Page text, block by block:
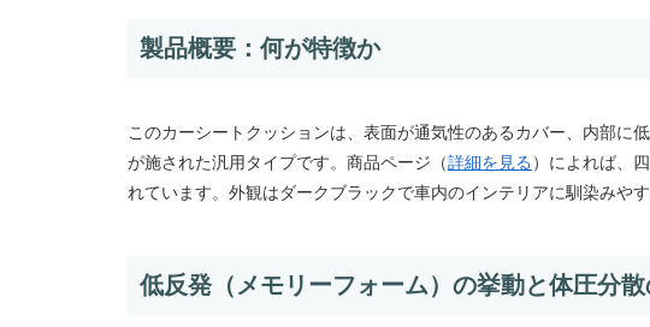
製品概要：何が特徴か
このカーシートクッションは、表面が通気性のあるカバー、内部に
が施された汎用タイプです。商品ページ（詳細を見る）によれば、
れています。外観はダークブラックで車内のインテリアに馴染みや
低反発（メモリーフォーム）の挙動と体圧分